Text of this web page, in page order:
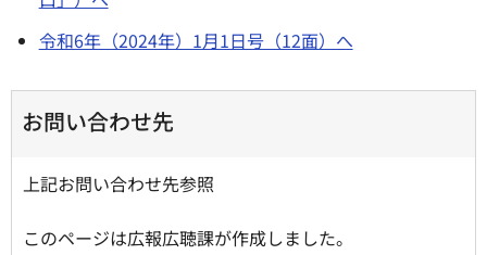
令和6年（2024年）1月1日号（12面）へ
お問い合わせ先
上記お問い合わせ先参照
このページは広報広聴課が作成しました。